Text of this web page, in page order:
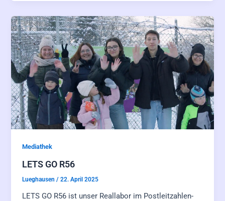
Mediathek
LETS GO R56
Lueghausen/22. April 2025
LETS GO R56 ist unser Reallabor im Postleitzahlen-